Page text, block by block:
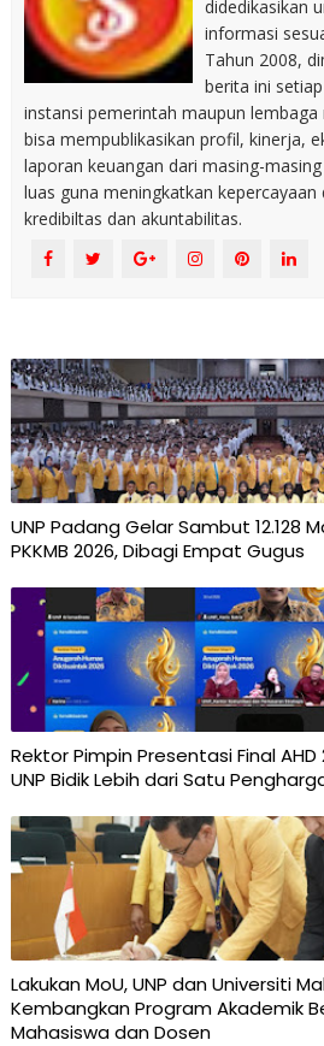
didedikasikan
informasi
Tahun 2008,
berita ini
instansi pemerintah maupun
bisa mempublikasikan profil, kinerja,
laporan keuangan dari masing-
luas guna meningkatkan kepercayaan
kredibiltas dan akuntabilitas.
UNP Padang Gelar Sambut 12.128
PKKMB 2026, Dibagi Empat Gugus
Rektor Pimpin Presentasi Final
UNP Bidik Lebih dari Satu
Lakukan MoU, UNP dan Universiti
Kembangkan Program Akademik
Mahasiswa dan Dosen